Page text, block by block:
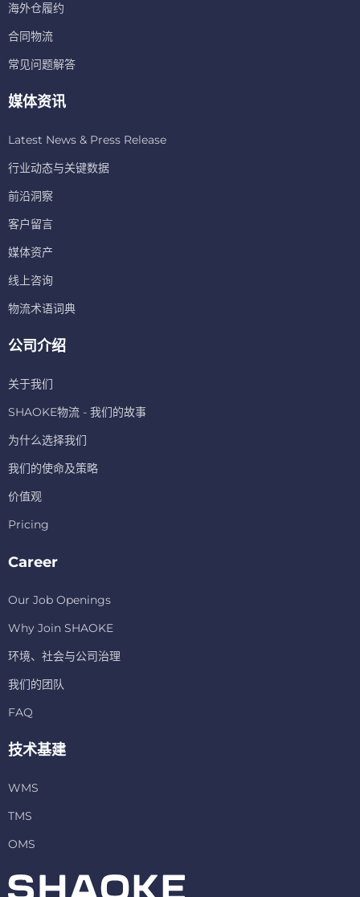
海外仓履约
合同物流
常见问题解答
媒体资讯
Latest News & Press Release
行业动态与关键数据
前沿洞察
客户留言
媒体资产
线上咨询
物流术语词典
公司介绍
关于我们
SHAOKE物流 - 我们的故事
为什么选择我们
我们的使命及策略
价值观
Pricing
Career
Our Job Openings
Why Join SHAOKE
环境、社会与公司治理
我们的团队
FAQ
技术基建
WMS
TMS
OMS